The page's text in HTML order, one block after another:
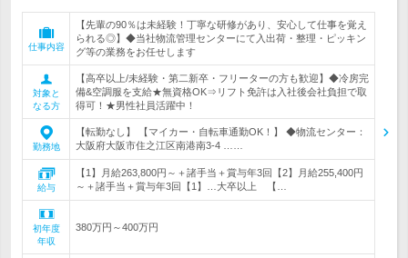
仕事内容
【先輩の90％は未経験！丁寧な研修があり、安心して仕事を覚え
られる◎】◆当社物流管理センターにて入出荷・整理・ピッキン
グ等の業務をお任せします
対象と
なる方
【高卒以上/未経験・第二新卒・フリーターの方も歓迎】◆冷房完
備&空調服を支給★無資格OK⇒リフト免許は入社後会社負担で取
得可！★男性社員活躍中！
勤務地
【転勤なし】 【マイカー・自転車通勤OK！】 ◆物流センター：
大阪府大阪市住之江区南港南3-4 ……
給与
【1】月給263,800円～＋諸手当＋賞与年3回【2】月給255,400円
～＋諸手当＋賞与年3回【1】…大卒以上 【…
初年度
年収
380万円～400万円